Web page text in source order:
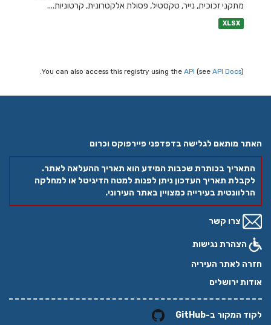
מתקני זכוכית, נייר, טקסטיל, פסולת אלקטרונית, קרטוניות....
XLSX
You can also access this registry using the API (see API Docs).
האתר מותאם לגלישה בדפדפני פיירפוקס וכרום
התאריך בכותרת שכבות המידע הוא תאריך ההעלאה לאתר.
לקבלת תאריך העדכון ניתן לפנות למטה הדיגיטל או למחלקה
הרלוונטית בעירייה כמצויין באתר העירוני.
צרו קשר
הצהרת נגישות
חזרה לאתר העיריה
אודות ירושלים
לקוד המקור ב-GitHub